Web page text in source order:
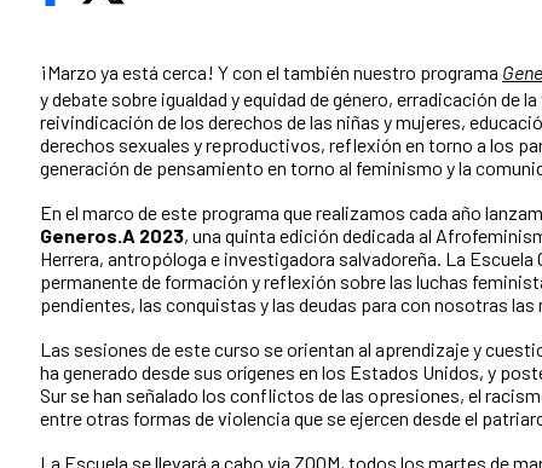
¡Marzo ya está cerca! Y con el también nuestro programa
y debate sobre igualdad y equidad de género, erradicación de
reivindicación de los derechos de las niñas y mujeres,
derechos sexuales y reproductivos, reflexión en torno a los
generación de pensamiento en torno al feminismo y la
En el marco de este programa que realizamos cada año
Generos.A 2023, una quinta edición dedicada al
Herrera, antropóloga e investigadora salvadoreña. La Escuela
permanente de formación y reflexión sobre las luchas
pendientes, las conquistas y las deudas para con nosotras las
Las sesiones de este curso se orientan al aprendizaje y
ha generado desde sus orígenes en los Estados Unidos, y
Sur se han señalado los conflictos de las opresiones, el
entre otras formas de violencia que se ejercen desde el
La Escuela se llevará a cabo vía ZOOM, todos los martes de